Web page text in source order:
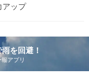
アップ
を回避！
アプリ